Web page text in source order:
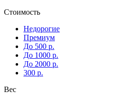
Стоимость
Недорогие
Премиум
До 500 р.
До 1000 р.
До 2000 р.
300 р.
Вес